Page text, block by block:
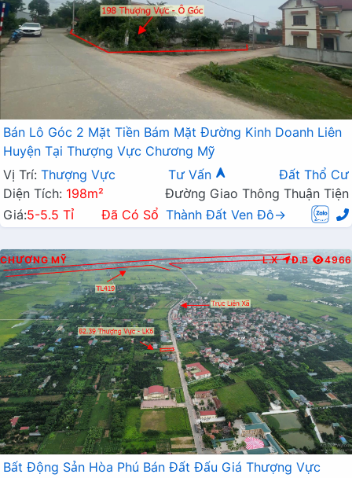
Bán Lô Góc 2 Mặt Tiền Bám Mặt Đường Kinh Doanh Liên
Huyện Tại Thượng Vực Chương Mỹ
Vị Trí: Thượng Vực Tư Vấn
Đất Thổ Cư
Diện Tích: 198m²
Đường Giao Thông Thuận Tiện
Giá:5-5.5 Tỉ Đã Có Sổ Thành Đất Ven Đô→
CHƯƠNG MỸ L.X Đ.B 4966
Bất Động Sản Hòa Phú Bán Đất Đấu Giá Thượng Vực